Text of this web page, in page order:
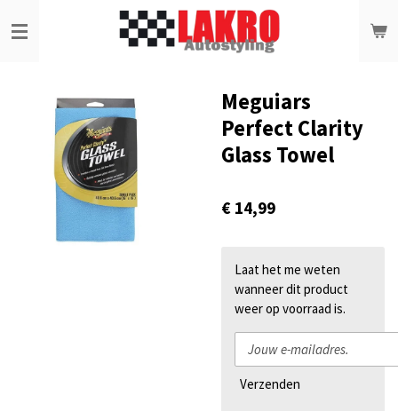
direct
hoofdinhoud
Meguiars
Perfect Clarity
Glass Towel
€ 14,99
Laat het me weten
wanneer dit product
weer op voorraad is.
Verzenden